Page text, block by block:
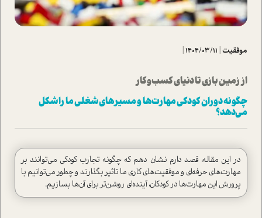
موفقیت|
1404/03/11
|
از زمین بازی تا دنیای کسب‌وکار
چگونه دوران کودکی مهارت‌ها و مسیرهای شغلی ما را شکل
می‌دهد؟
در این مقاله، قصد دارم نشان دهم که چگونه تجارب کودکی می‌توانند بر
مهارت‌های حرفه‌ای و موفقیت‌های کاری ما تاثیر بگذارند و چطور می‌توانیم با
پرورش این مهارت‌ها در کودکان، آینده‌ای روشن‌تر برای آن‌ها بسازیم.